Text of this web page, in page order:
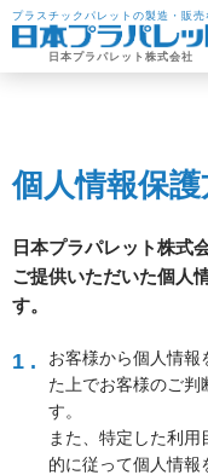
プラスチックパレットの製造・販売
日本プラパレット株式会社
個人情報保
日本プラパレット株式
ご提供いただいた個人
す。
1 .
お客様から個人情報
た上でお客様のご判
す。
また、特定した利
的に従って個人情報